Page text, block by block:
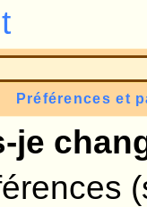
votre
ou
vous
de